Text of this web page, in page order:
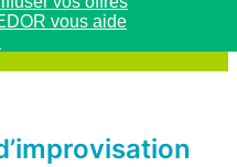
vous aide